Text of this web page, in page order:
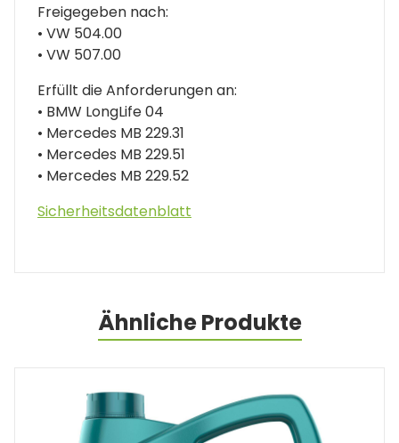
Freigegeben nach:
• VW 504.00
• VW 507.00
Erfüllt die Anforderungen an:
• BMW LongLife 04
• Mercedes MB 229.31
• Mercedes MB 229.51
• Mercedes MB 229.52
Sicherheitsdatenblatt
Ähnliche Produkte